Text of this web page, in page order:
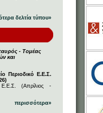
δελτία τύπου»
- Τομέας
και
Περιοδικό Ε.Ε.Σ.
Ε.Ε.Σ. (Απρίλιος -
περισσότερα»